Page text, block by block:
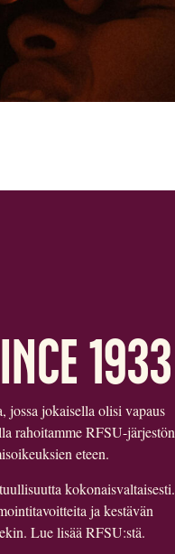
1933
jossa jokaisella olisi vapaus
rahoitamme RFSU-järjestön
eteen.
kokonaisvaltaisesti.
ja kestävän
Lue lisää RFSU:stä.